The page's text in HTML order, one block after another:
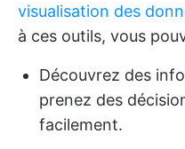
visualisation des
à ces outils, vous
Découvrez des
prenez des
facilement.